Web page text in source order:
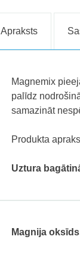
Apraksts
Magnemix
palīdz
samazināt
Produkta
Uztura
Magnija